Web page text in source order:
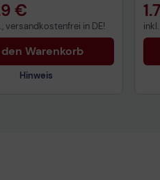
€
versandkostenfrei in DE!
den Warenkorb
Hinweis